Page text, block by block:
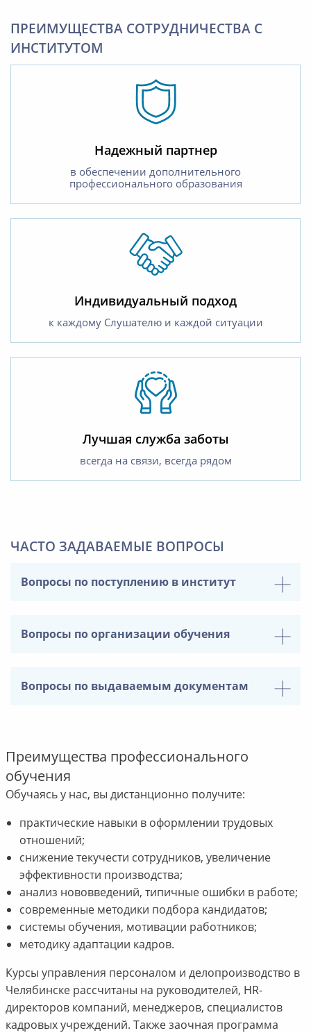
ПРЕИМУЩЕСТВА СОТРУДНИЧЕСТВА С
ИНСТИТУТОМ
Надежный партнер
в обеспечении дополнительного
профессионального образования
Индивидуальный подход
к каждому Слушателю и каждой ситуации
Лучшая служба заботы
всегда на связи, всегда рядом
ЧАСТО ЗАДАВАЕМЫЕ ВОПРОСЫ
Вопросы по поступлению в институт
Вопросы по организации обучения
Вопросы по выдаваемым документам
Преимущества профессионального
обучения
Обучаясь у нас, вы дистанционно получите:
практические навыки в оформлении трудовых
отношений;
снижение текучести сотрудников, увеличение
эффективности производства;
анализ нововведений, типичные ошибки в работе;
современные методики подбора кандидатов;
системы обучения, мотивации работников;
методику адаптации кадров.
Курсы управления персоналом и делопроизводство в
Челябинске рассчитаны на руководителей, HR-
директоров компаний, менеджеров, специалистов
кадровых учреждений. Также заочная программа